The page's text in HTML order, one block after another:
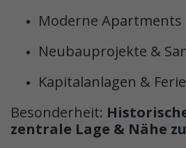
Moderne Apartments
Neubauprojekte &
Kapitalanlagen &
Besonderheit:
zentrale Lage & Nähe